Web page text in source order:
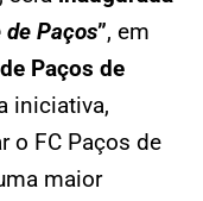
Paços”, em
Paços de
iniciativa,
o FC Paços de
maior